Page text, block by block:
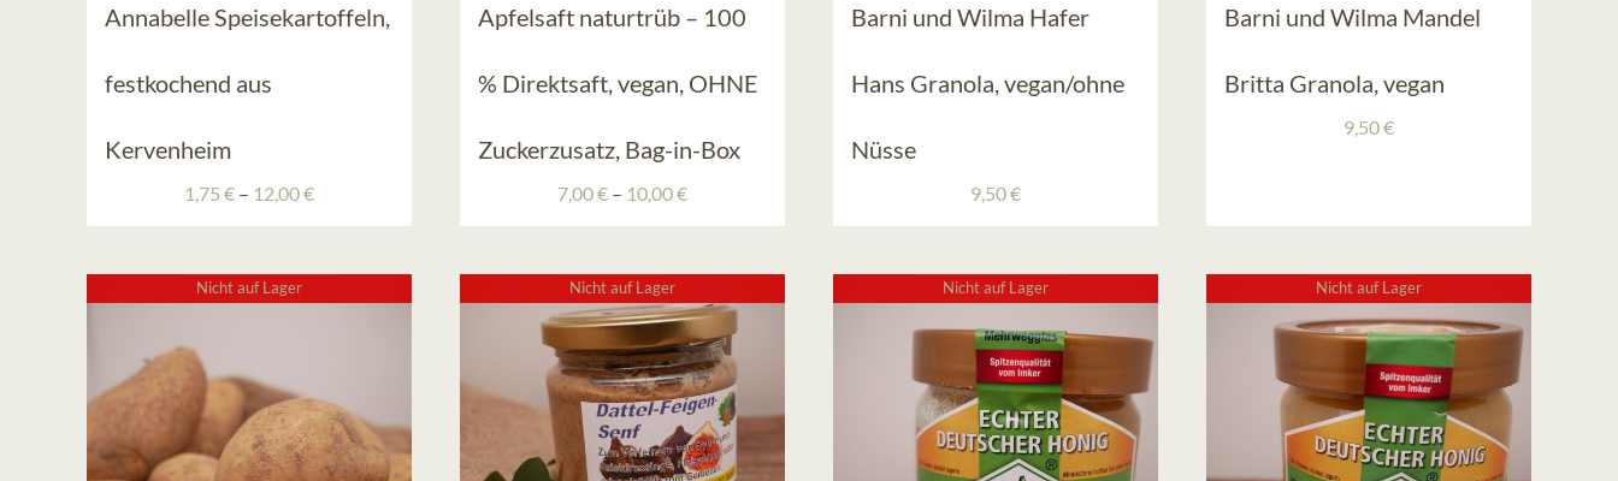
Annabelle Speisekartoffeln,
festkochend aus
Kervenheim
1,75 € – 12,00€Preisspanne:
12,00 €
Apfelsaft naturtrüb – 100
% Direktsaft, vegan, OHNE
Zuckerzusatz, Bag-in-Box
7,00€ – 10,00€Preisspanne:
10,00 €
Barni und Wilma Hafer
Hans Granola, vegan/ohne
Nüsse
9,50€
Barni und Wilma Mandel
Britta Granola, vegan
9,50€
Nicht auf Lager Nicht auf Lager Nicht auf Lager Nicht auf Lager